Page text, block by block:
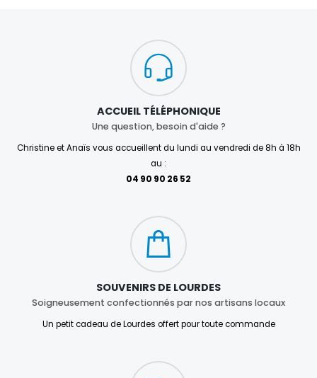
ACCUEIL TÉLÉPHONIQUE
Une question, besoin d'aide ?
Christine et Anaïs vous accueillent du lundi au vendredi de 8h à 18h
au :
04 90 90 26 52
SOUVENIRS DE LOURDES
Soigneusement confectionnés par nos artisans locaux
Un petit cadeau de Lourdes offert pour toute commande